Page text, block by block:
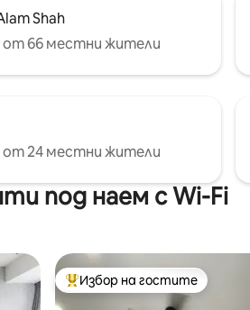
Shah
от 66 местни жители
от 24 местни жители
под наем с Wi-Fi
Най-популярен избор на
Избор на гостите